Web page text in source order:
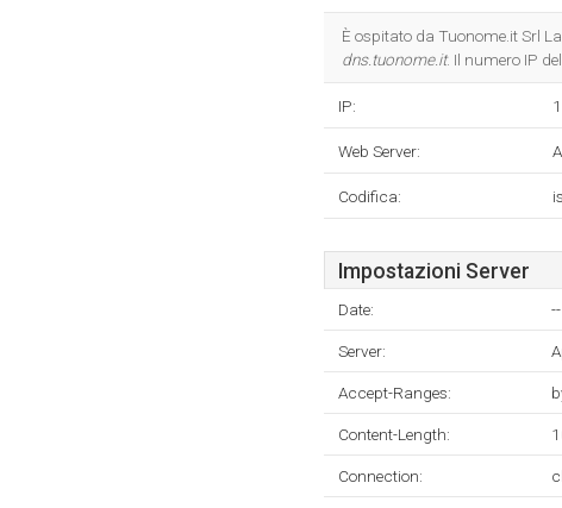
È ospitato da Tuonome.it Srl
dns.tuonome.it. Il numero IP
IP:
Web Server:
Codifica:
Impostazioni Server
Date: --
Server:
Accept-Ranges:
Content-Length:
Connection: